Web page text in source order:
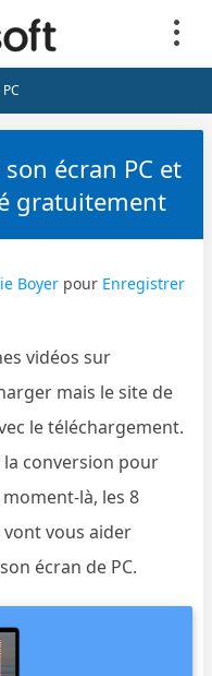
écran PC et
gratuitement
Boyer pour Enregistrer
vidéos sur
mais le site de
le téléchargement.
conversion pour
là, les 8
vous aider
écran de PC.